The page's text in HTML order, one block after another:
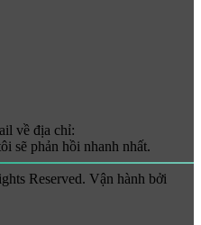
về địa chỉ:
sẽ phản hồi nhanh nhất.
Reserved. Vận hành bởi